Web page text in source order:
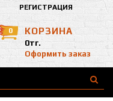
РЕГИСТРАЦИЯ
0 КОРЗИНА
0тг.
Оформить заказ